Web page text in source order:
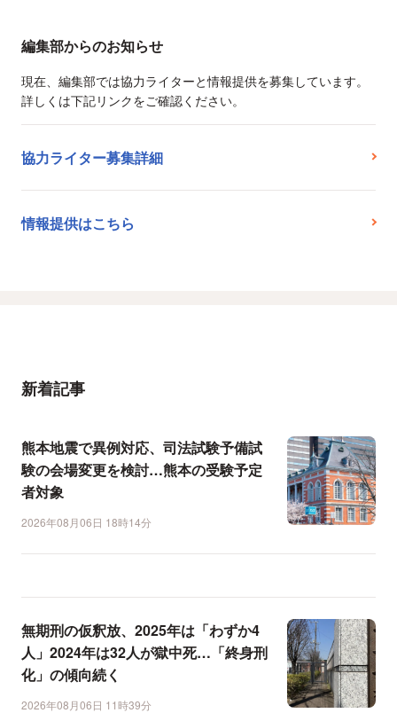
編集部からのお知らせ
現在、編集部では協力ライターと情報提供を募集しています。
詳しくは下記リンクをご確認ください。
協力ライター募集詳細
情報提供はこちら
新着記事
熊本地震で異例対応、司法試験予備試
験の会場変更を検討…熊本の受験予定
者対象
2026年08月06日 18時14分
無期刑の仮釈放、2025年は「わずか4
人」2024年は32人が獄中死…「終身刑
化」の傾向続く
2026年08月06日 11時39分